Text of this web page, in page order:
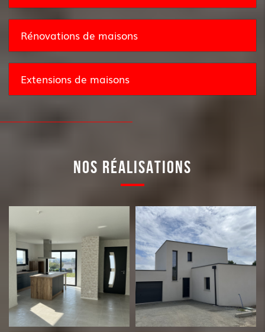
Rénovations de maisons
Extensions de maisons
NOS RÉALISATIONS